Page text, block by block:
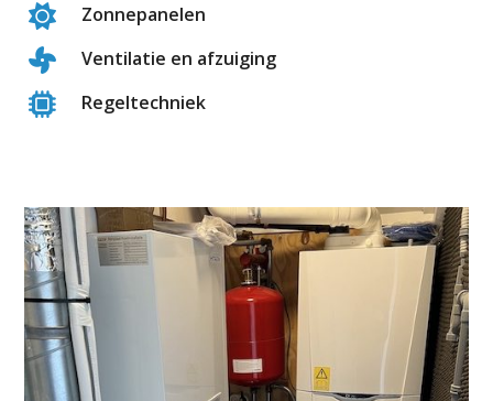
Zonnepanelen
Ventilatie en afzuiging
Regeltechniek